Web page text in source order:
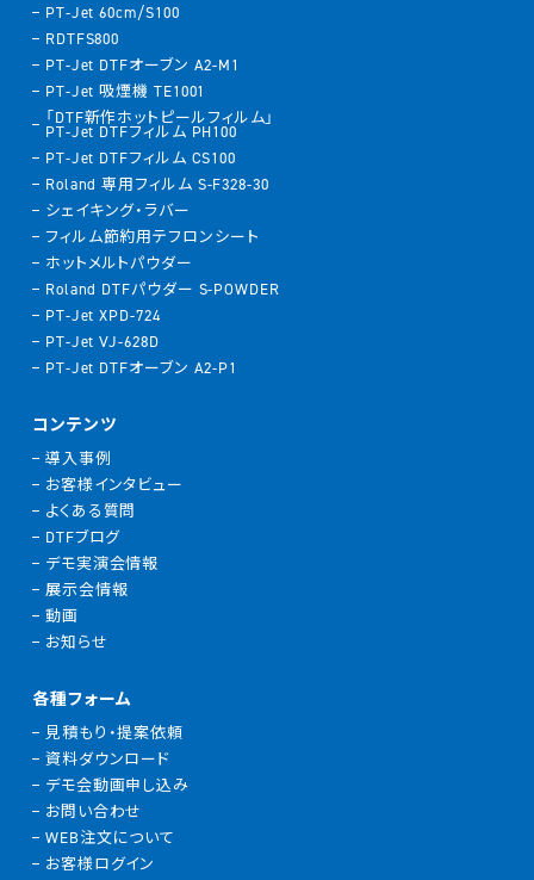
PT-Jet 60cm/S100
RDTFS800
PT-Jet DTFオーブン A2-M1
PT-Jet 吸煙機 TE1001
「DTF新作ホットピールフィルム」
PT-Jet DTFフィルム PH100
PT-Jet DTFフィルム CS100
Roland 専用フィルム S-F328-30
シェイキング・ラバー
フィルム節約用テフロンシート
ホットメルトパウダー
Roland DTFパウダー S-POWDER
PT-Jet XPD-724
PT-Jet VJ-628D
PT-Jet DTFオーブン A2-P1
コンテンツ
導入事例
お客様インタビュー
よくある質問
DTFブログ
デモ実演会情報
展示会情報
動画
お知らせ
各種フォーム
見積もり・提案依頼
資料ダウンロード
デモ会動画申し込み
お問い合わせ
WEB注文について
お客様ログイン